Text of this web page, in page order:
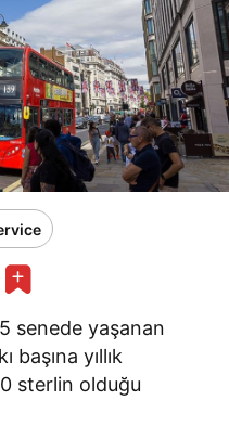
senede yaşanan
başına yıllık
sterlin olduğu